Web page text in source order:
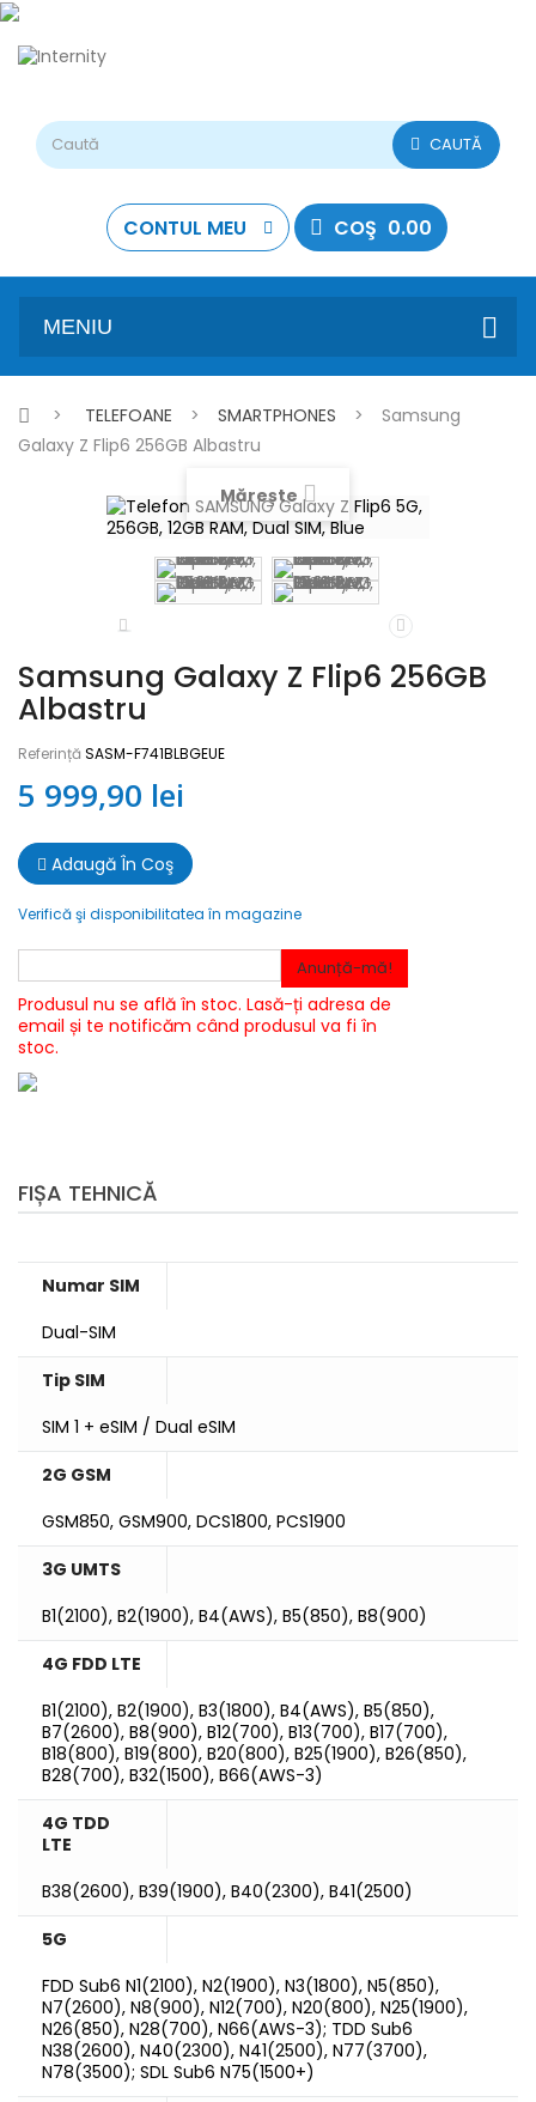
CAUTĂ
CONTUL MEU COŞ 0.00
MENIU
> TELEFOANE > SMARTPHONES >
Samsung
Galaxy Z Flip6 256GB Albastru
Mărește
Samsung Galaxy Z Flip6 256GB
Albastru
Referință SASM-F741BLBGEUE
5 999,90 lei
Adaugă În Coş
Verifică şi disponibilitatea în magazine
Anunță-mă!
Produsul nu se află în stoc. Lasă-ți adresa de
email și te notificăm când produsul va fi în
stoc.
FIȘA TEHNICĂ
Numar SIM
Dual-SIM
Tip SIM
SIM 1 + eSIM / Dual eSIM
2G GSM
GSM850, GSM900, DCS1800, PCS1900
3G UMTS
B1(2100), B2(1900), B4(AWS), B5(850), B8(900)
4G FDD LTE
B1(2100), B2(1900), B3(1800), B4(AWS), B5(850),
B7(2600), B8(900), B12(700), B13(700), B17(700),
B18(800), B19(800), B20(800), B25(1900), B26(850),
B28(700), B32(1500), B66(AWS-3)
4G TDD
LTE
B38(2600), B39(1900), B40(2300), B41(2500)
5G
FDD Sub6 N1(2100), N2(1900), N3(1800), N5(850),
N7(2600), N8(900), N12(700), N20(800), N25(1900),
N26(850), N28(700), N66(AWS-3); TDD Sub6
N38(2600), N40(2300), N41(2500), N77(3700),
N78(3500); SDL Sub6 N75(1500+)